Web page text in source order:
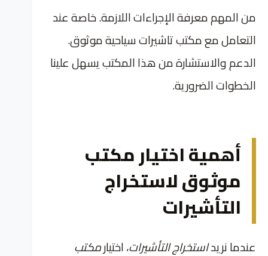
من المهم معرفة الإجراءات اللازمة. خاصة عند
التعامل مع مكتب تاشيرات سياحية موثوق.
الدعم والاستشارة من هذا المكتب يسهل علينا
الخطوات الضرورية.
أهمية اختيار مكتب
موثوق لاستخراج
التأشيرات
عندما نريداستخراج التأشيرات، اختيارمكتب